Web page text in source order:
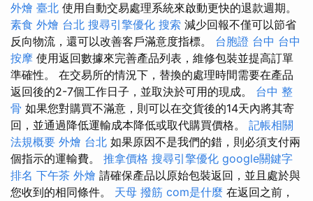
外燴 臺北 使用自動交易處理系統來啟動更快的退款週期。
素食 外燴 台北 搜尋引擎優化 搜索 減少回報不僅可以節省
反向物流，還可以改善客戶滿意度指標。 台胞證 台中 台中
按摩 使用返回數據來完善產品列表，維修包裝並提高訂單
準確性。 在交易所的情況下，替換的處理時間需要在產品
返回後的2-7個工作日子，並取決於可用的現成。 台中 整
骨 如果您對購買不滿意，則可以在交貨後的14天內將其寄
回，並通過降低運輸成本降低或取代購買價格。 記帳相關
法規概要 外燴 台北 如果原因不是我們的錯，則必須支付兩
個指示的運輸費。 推拿價格 搜尋引擎優化 google關鍵字
排名 下午茶 外燴 請確保產品以原始包裝返回，並且處於與
您收到的相同條件。 天母 撥筋 com是什麼 在返回之前，